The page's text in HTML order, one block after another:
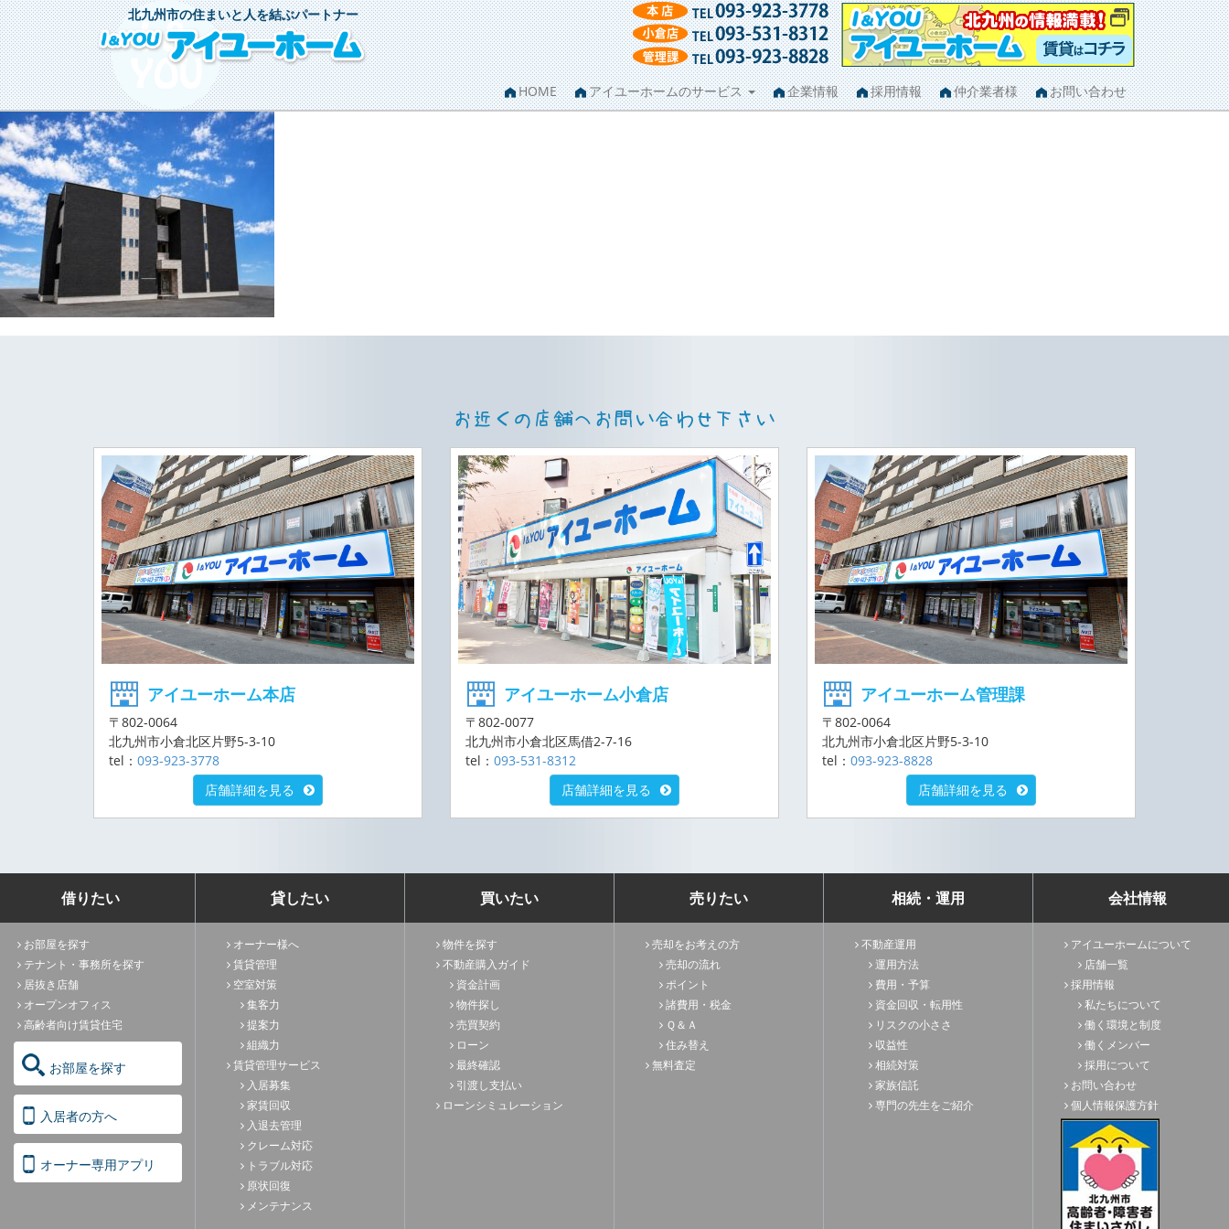
北九州市の住まいと人を結ぶパートナー
HOME アイユーホームのサービス 企業情報 採用情報 仲介業者様 お問い合わせ
アイユーホーム本店
〒802-0064
北九州市小倉北区片野5-3-10
tel： 093-923-3778
店舗詳細を見る
アイユーホーム小倉店
〒802-0077
北九州市小倉北区馬借2-7-16
tel： 093-531-8312
店舗詳細を見る
アイユーホーム管理課
〒802-0064
北九州市小倉北区片野5-3-10
tel： 093-923-8828
店舗詳細を見る
借りたい
お部屋を探す
テナント・事務所を探す
居抜き店舗
オープンオフィス
高齢者向け賃貸住宅
お部屋を探す
入居者の方へ
オーナー専用アプリ
貸したい
オーナー様へ
賃貸管理
空室対策
集客力
提案力
組織力
賃貸管理サービス
入居募集
家賃回収
入退去管理
クレーム対応
トラブル対応
原状回復
メンテナンス
買いたい
物件を探す
不動産購入ガイド
資金計画
物件探し
売買契約
ローン
最終確認
引渡し支払い
ローンシミュレーション
売りたい
売却をお考えの方
売却の流れ
ポイント
諸費用・税金
Ｑ＆Ａ
住み替え
無料査定
相続・運用
不動産運用
運用方法
費用・予算
資金回収・転用性
リスクの小ささ
収益性
相続対策
家族信託
専門の先生をご紹介
会社情報
アイユーホームについて
店舗一覧
採用情報
私たちについて
働く環境と制度
働くメンバー
採用について
お問い合わせ
個人情報保護方針